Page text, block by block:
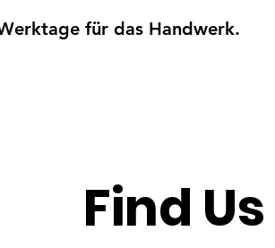
für das Handwerk.
Find Us